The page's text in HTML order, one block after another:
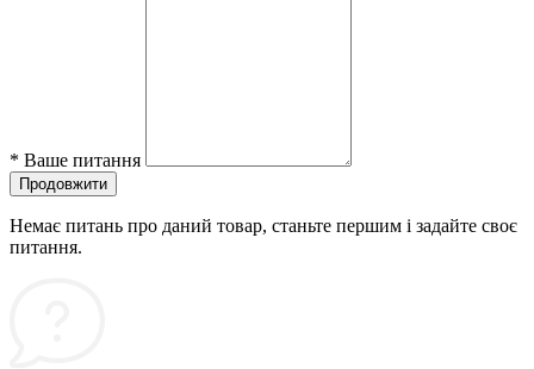
* Ваше питання
Продовжити
Немає питань про даний товар, станьте першим і задайте своє
питання.